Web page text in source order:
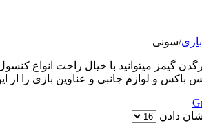
/سونی
باکس و لوازم جانبی و عناوین بازی را از
دادن